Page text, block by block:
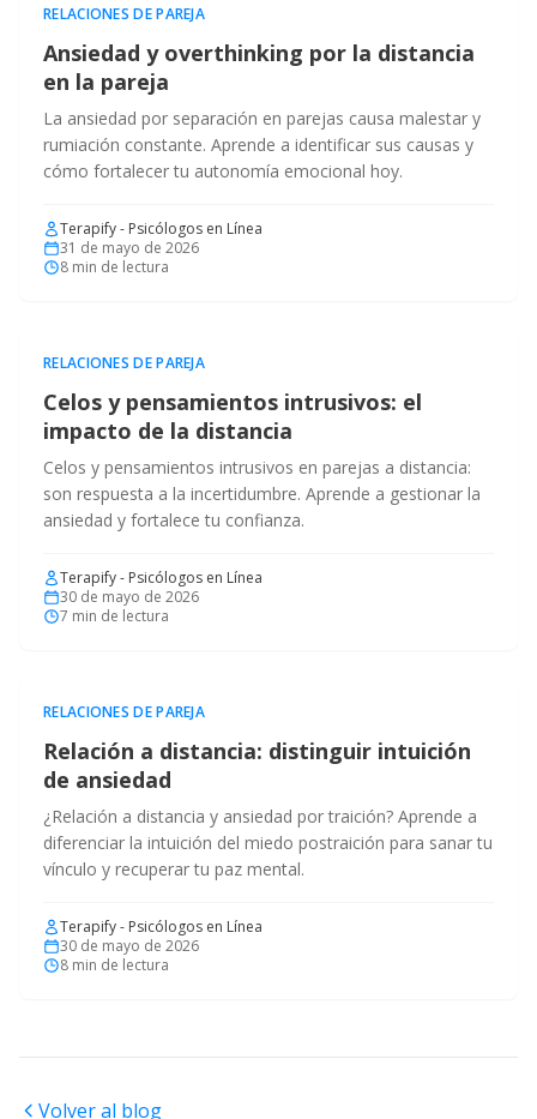
RELACIONES DE PAREJA
Ansiedad y overthinking por la distancia
en la pareja
La ansiedad por separación en parejas causa malestar y
rumiación constante. Aprende a identificar sus causas y
cómo fortalecer tu autonomía emocional hoy.
Terapify - Psicólogos en Línea
31 de mayo de 2026
8 min de lectura
RELACIONES DE PAREJA
Celos y pensamientos intrusivos: el
impacto de la distancia
Celos y pensamientos intrusivos en parejas a distancia:
son respuesta a la incertidumbre. Aprende a gestionar la
ansiedad y fortalece tu confianza.
Terapify - Psicólogos en Línea
30 de mayo de 2026
7 min de lectura
RELACIONES DE PAREJA
Relación a distancia: distinguir intuición
de ansiedad
¿Relación a distancia y ansiedad por traición? Aprende a
diferenciar la intuición del miedo postraición para sanar tu
vínculo y recuperar tu paz mental.
Terapify - Psicólogos en Línea
30 de mayo de 2026
8 min de lectura
Volver al blog